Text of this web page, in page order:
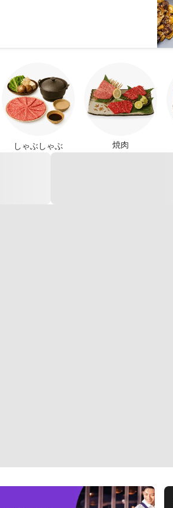
上の体験に変えてくれることでしょ
い。
しゃぶしゃぶ 焼肉